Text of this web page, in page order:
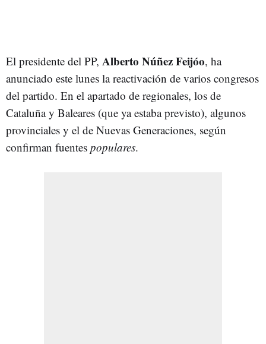
El presidente del PP, Alberto Núñez Feijóo, ha
anunciado este lunes la reactivación de varios congresos
del partido. En el apartado de regionales, los de
Cataluña y Baleares (que ya estaba previsto), algunos
provinciales y el de Nuevas Generaciones, según
confirman fuentes populares.